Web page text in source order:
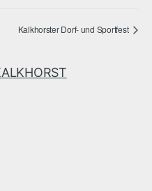
Kalkhorster Dorf- und Sportfest